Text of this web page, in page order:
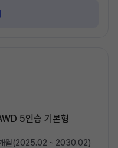
5인승 기본형
월(2025.02 ~ 2030.02)